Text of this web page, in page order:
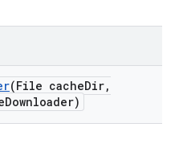
(File cacheDir,
Downloader)